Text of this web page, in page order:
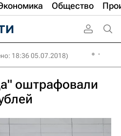
Общество
18:36 05.07.2018)
оштрафовали